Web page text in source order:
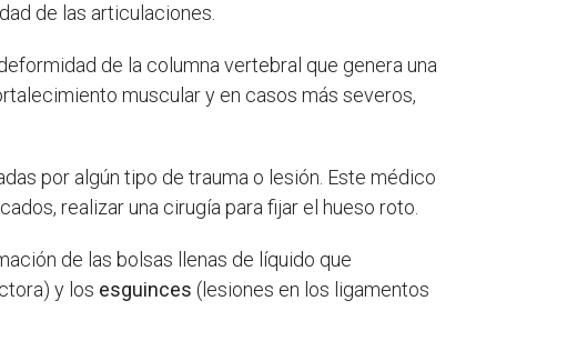
de las articulaciones.
de la columna vertebral que genera una
muscular y en casos más severos,
por algún tipo de trauma o lesión. Este médico
realizar una cirugía para fijar el hueso roto.
de las bolsas llenas de líquido que
y los esguinces (lesiones en los ligamentos